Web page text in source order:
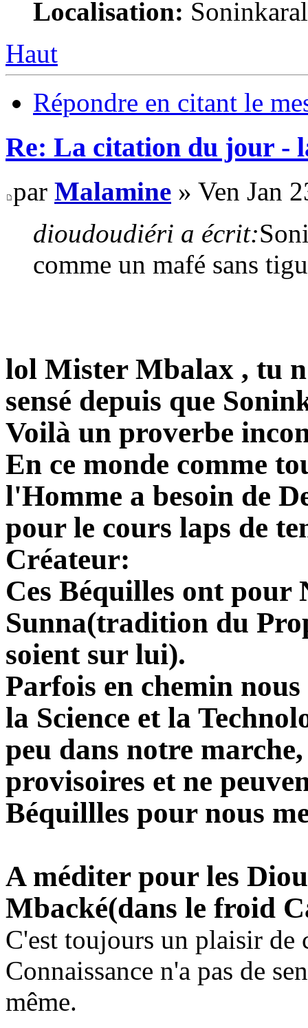
Localisation:
Haut
Répondre en citant le
Re: La citation du jour -
par Malamine » Ven Jan
dioudoudiéri a écrit:
comme un mafé sans
lol Mister Mbalax , tu
sensé depuis que
Voilà un proverbe
En ce monde comme
l'Homme a besoin de
pour le cours laps de
Créateur:
Ces Béquilles ont pour
Sunna(tradition du
soient sur lui).
Parfois en chemin
la Science et la
peu dans notre
provisoires et ne
Béquillles pour nous
A méditer pour les
Mbacké(dans le froid
C'est toujours un plaisir de
Connaissance n'a pas de
même.